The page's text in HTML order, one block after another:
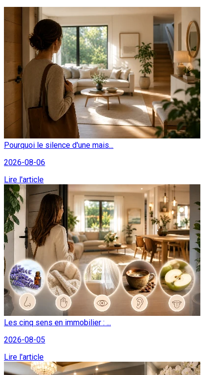
Pourquoi le silence d'une mais...
2026-08-06
Lire l'article
Les cinq sens en immobilier : ...
2026-08-05
Lire l'article